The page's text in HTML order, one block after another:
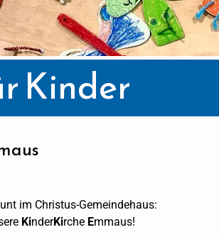
Kinder
im Christus-Gemeindehaus:
KinderKirche Emmaus!